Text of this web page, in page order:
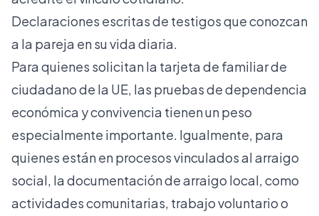
Declaraciones escritas de testigos que conozcan
a la pareja en su vida diaria.
Para quienes solicitan la tarjeta de familiar de
ciudadano de la UE, las pruebas de dependencia
económica y convivencia tienen un peso
especialmente importante. Igualmente, para
quienes están en procesos vinculados alarraigo
social, la documentación de arraigo local, como
actividades comunitarias, trabajo voluntario o